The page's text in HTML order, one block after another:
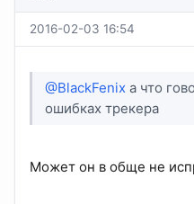
2016-02-03 16:54
@BlackFenix а что
ошибках трекера
Может он в обще не